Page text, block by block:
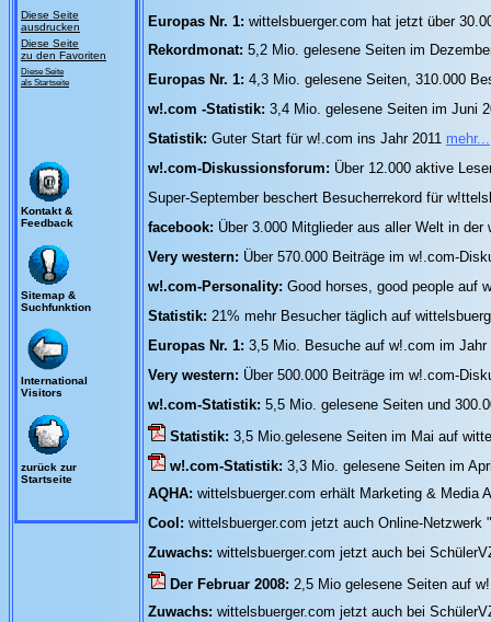
Diese Seite
ausdrucken
Diese Seite
zu den Favoriten
Diese Seite
als Startseite
Kontakt &
Feedback
Sitemap &
Suchfunktion
International
Visitors
zurück zur
Startseite
Europas Nr. 1: wittelsbuerger.com hat jetzt über
Rekordmonat: 5,2 Mio. gelesene Seiten im
Europas Nr. 1: 4,3 Mio. gelesene Seiten, 310.000
w!.com -Statistik: 3,4 Mio. gelesene Seiten im Juni
Statistik: Guter Start für w!.com ins Jahr 2011 mehr...
w!.com-Diskussionsforum: Über 12.000 aktive
Super-September beschert Besucherrekord für
facebook: Über 3.000 Mitglieder aus aller Welt in
Very western: Über 570.000 Beiträge im w!.com-
w!.com-Personality: Good horses, good people auf
Statistik: 21% mehr Besucher täglich auf
Europas Nr. 1: 3,5 Mio. Besuche auf w!.com im
Very western: Über 500.000 Beiträge im w!.com-
w!.com-Statistik: 5,5 Mio. gelesene Seiten und
Statistik: 3,5 Mio.gelesene Seiten im Mai auf
w!.com-Statistik: 3,3 Mio. gelesene Seiten im
AQHA: wittelsbuerger.com erhält Marketing & Media
Cool: wittelsbuerger.com jetzt auch Online-
Zuwachs: wittelsbuerger.com jetzt auch bei
Der Februar 2008: 2,5 Mio gelesene Seiten auf
Zuwachs: wittelsbuerger.com jetzt auch bei